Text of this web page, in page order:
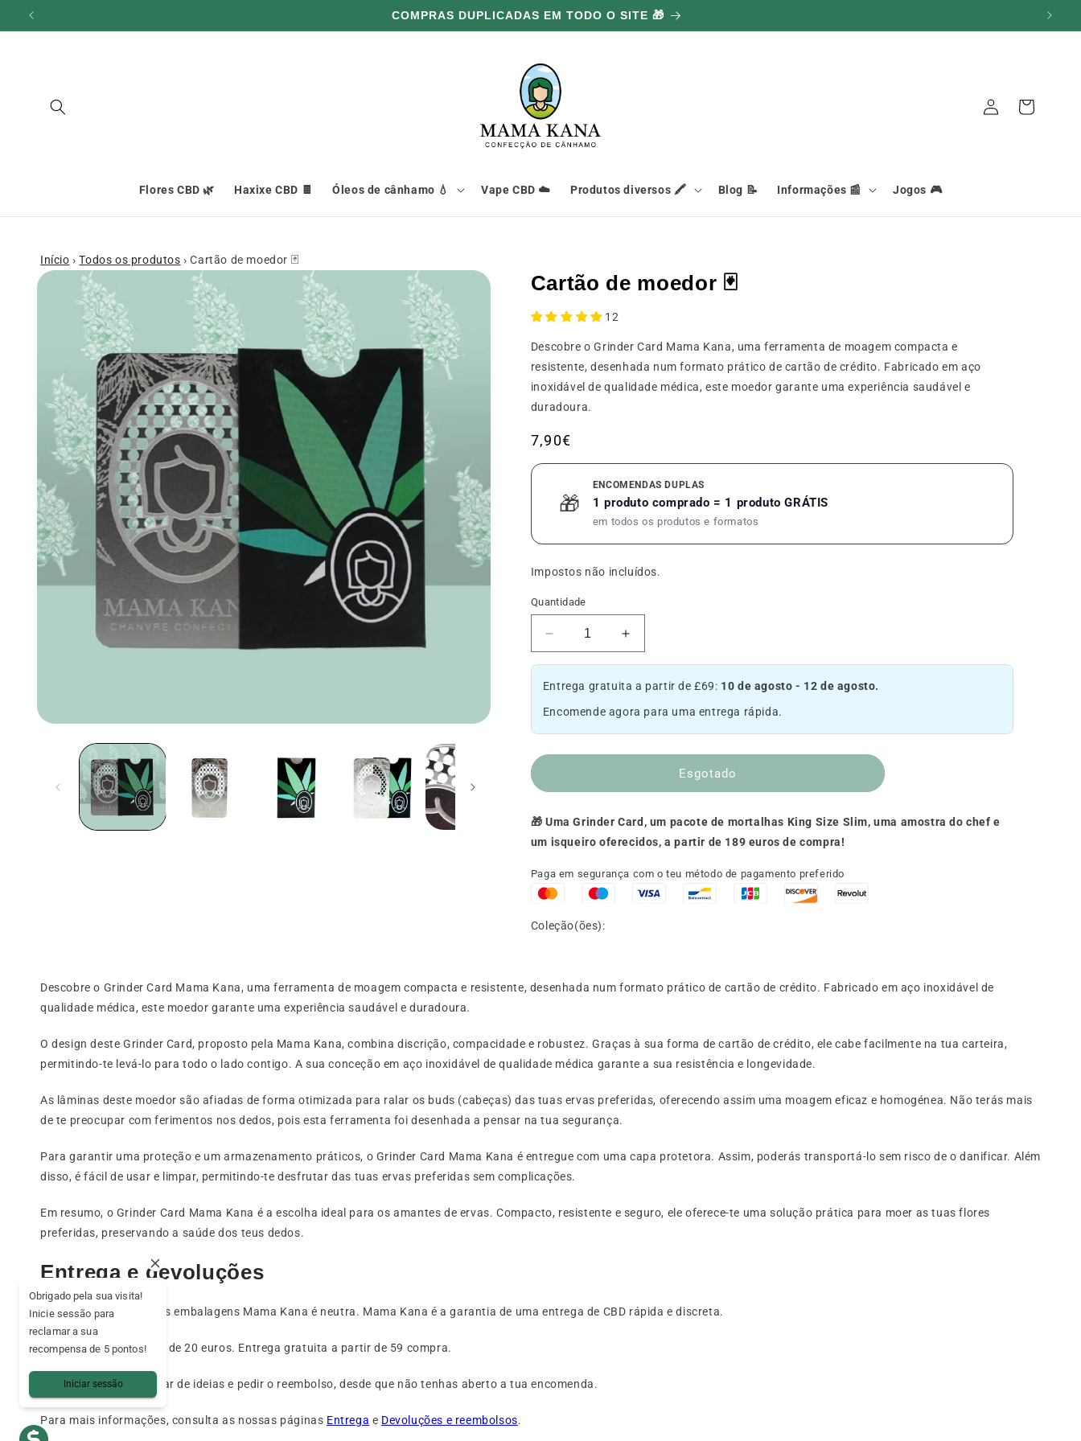
ir para o
conteúdo
COMPRAS DUPLICADAS EM TODO O SITE 🎁
Flores CBD 🌿 Haxixe CBD 🍫 Óleos de cânhamo 💧 Vape CBD ☁️ Produtos diversos 🖍️ Blog 📝 Informações 📰 Jogos 🎮
sessão
Carrinho
Início › Todos os produtos › Cartão de moedor 🃏
Ir para as
informações
do produto
janela
Cartão de moedor 🃏
12
Descobre o Grinder Card Mama Kana, uma ferramenta de moagem compacta e
resistente, desenhada num formato prático de cartão de crédito. Fabricado em aço
inoxidável de qualidade médica, este moedor garante uma experiência saudável e
duradoura.
Preço
habitual
7,90€
🎁
ENCOMENDAS DUPLAS
1 produto comprado = 1 produto GRÁTIS
em todos os produtos e formatos
Impostos não incluídos.
Quantidade
Diminuir
a
de
Cartão
Aumentar
a
de
Cartão
Entrega gratuita a partir de £69: 10 de agosto - 12 de agosto.
Encomende agora para uma entrega rápida.
Esgotado
🎁 Uma Grinder Card, um pacote de mortalhas King Size Slim, uma amostra do chef e
um isqueiro oferecidos, a partir de 189 euros de compra!
Paga em segurança com o teu método de pagamento preferido
Coleção(ões):
Descobre o Grinder Card Mama Kana, uma ferramenta de moagem compacta e resistente, desenhada num formato prático de cartão de crédito. Fabricado em aço inoxidável de
qualidade médica, este moedor garante uma experiência saudável e duradoura.
O design deste Grinder Card, proposto pela Mama Kana, combina discrição, compacidade e robustez. Graças à sua forma de cartão de crédito, ele cabe facilmente na tua carteira,
permitindo-te levá-lo para todo o lado contigo. A sua conceção em aço inoxidável de qualidade médica garante a sua resistência e longevidade.
As lâminas deste moedor são afiadas de forma otimizada para ralar os buds (cabeças) das tuas ervas preferidas, oferecendo assim uma moagem eficaz e homogénea. Não terás mais
de te preocupar com ferimentos nos dedos, pois esta ferramenta foi desenhada a pensar na tua segurança.
Para garantir uma proteção e um armazenamento práticos, o Grinder Card Mama Kana é entregue com uma capa protetora. Assim, poderás transportá-lo sem risco de o danificar. Além
disso, é fácil de usar e limpar, permitindo-te desfrutar das tuas ervas preferidas sem complicações.
Em resumo, o Grinder Card Mama Kana é a escolha ideal para os amantes de ervas. Compacto, resistente e seguro, ele oferece-te uma solução prática para moer as tuas flores
preferidas, preservando a saúde dos teus dedos.
Entrega e devoluções
A aparência de todas as embalagens Mama Kana é neutra. Mama Kana é a garantia de uma entrega de CBD rápida e discreta.
A encomenda mínima é de 20 euros. Entrega gratuita a partir de 59 compra.
Tens 15 dias para mudar de ideias e pedir o reembolso, desde que não tenhas aberto a tua encomenda.
Para mais informações, consulta as nossas páginas Entrega e Devoluções e reembolsos.
Obrigado pela sua visita!
Inicie sessão para
reclamar a sua
recompensa de 5 pontos!
Iniciar sessão